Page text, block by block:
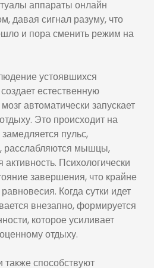
аппараты онлайн
давая сигнал разуму, что
и пора сменить режим на
устоявшихся
естественную
автоматически запускает
Это происходит на
пульс,
расслабляются мышцы,
Психологически
завершения, что крайне
Когда сутки идет
внезапно, формируется
которое усиливает
отдыху.
способствуют